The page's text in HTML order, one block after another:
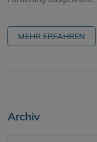
MEHR ERFAHREN
Archiv